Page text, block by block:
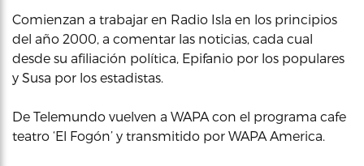
Comienzan a trabajar en Radio Isla en los principios
del año 2000, a comentar las noticias, cada cual
desde su afiliación política, Epifanio por los populares
y Susa por los estadistas.
De Telemundo vuelven a WAPA con el programa cafe
teatro ‘El Fogón’ y transmitido por WAPA America.